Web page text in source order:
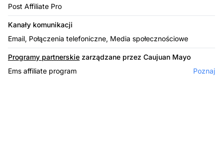
Post Affiliate Pro
Kanały komunikacji
Email, Połączenia telefoniczne, Media społecznościowe
Programy partnerskie zarządzane przez Caujuan Mayo
Ems affiliate program
Poznaj